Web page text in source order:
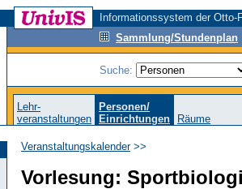
Informationssystem der
Sammlung/Stundenplan
Suche:
Lehr-
veranstaltungen
Personen/
Einrichtungen
Räume
Veranstaltungskalender>>
Vorlesung: